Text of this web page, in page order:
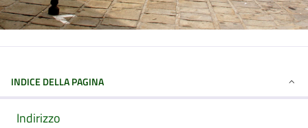
INDICE DELLA PAGINA
Indirizzo